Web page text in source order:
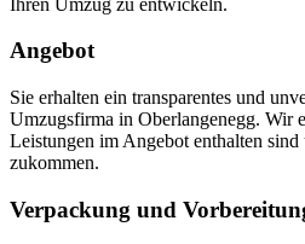
Angebot
Sie erhalten ein transparentes und
Umzugsfirma in Oberlangenegg. Wir
Leistungen im Angebot enthalten
zukommen.
Verpackung und